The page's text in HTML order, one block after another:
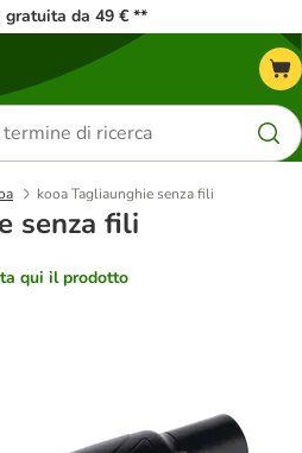
gratuita da 49 € **
kooa Tagliaunghie senza fili
senza fili
qui il prodotto